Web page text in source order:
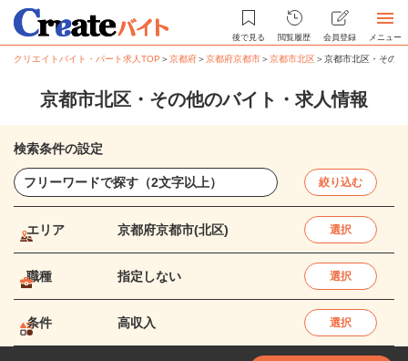
後で見る 閲覧履歴 会員登録 メニュー
クリエイトバイト・パート求人TOP ＞京都府＞京都府京都市＞京都市北区＞京都市北区・その
京都市北区・その他のバイト・求人情報
検索条件の設定
絞り込む
エリア 京都府京都市(北区) 選択
職種 指定しない 選択
条件 高収入 選択